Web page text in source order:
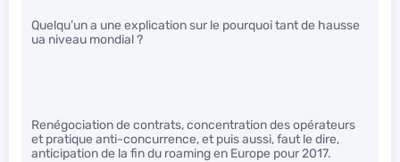
Quelqu’un a une explication sur le pourquoi tant de hausse
ua niveau mondial ?
Renégociation de contrats, concentration des opérateurs
et pratique anti-concurrence, et puis aussi, faut le dire,
anticipation de la fin du roaming en Europe pour 2017.